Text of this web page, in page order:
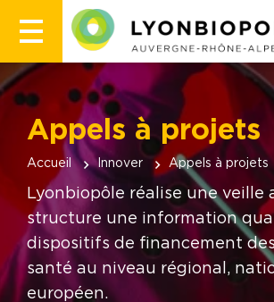
Appels à projets
Accueil Innover Appels à projets
Lyonbiopôle réalise une veille
structure une information
dispositifs de financement
santé au niveau régional,
européen.